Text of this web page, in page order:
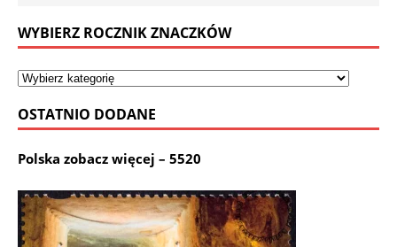
WYBIERZ ROCZNIK ZNACZKÓW
OSTATNIO DODANE
Polska zobacz więcej – 5520